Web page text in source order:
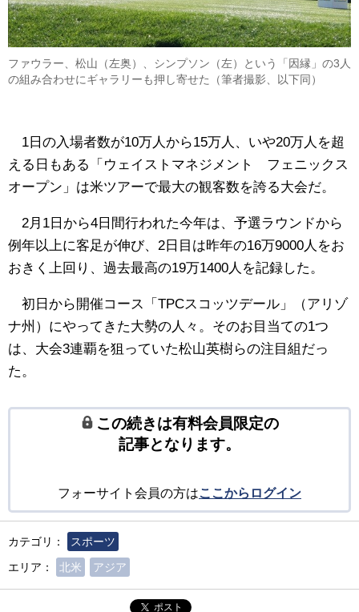
ファウラー、松山（左奥）、シンプソン（左）という「因縁」の3人
の組み合わせにギャラリーも押し寄せた（筆者撮影、以下同）
1日の入場者数が10万人から15万人、いや20万人を超
える日もある「ウェイストマネジメント フェニックス
オープン」は米ツアーで最大の観客数を誇る大会だ。
2月1日から4日間行われた今年は、予選ラウンドから
例年以上に客足が伸び、2日目は昨年の16万9000人をお
おきく上回り、過去最高の19万1400人を記録した。
初日から開催コース「TPCスコッツデール」（アリゾ
ナ州）にやってきた大勢の人々。そのお目当ての1つ
は、大会3連覇を狙っていた松山英樹らの注目組だっ
た。
この続きは有料会員限定の
記事となります。
フォーサイト会員の方はここからログイン
カテゴリ：
スポーツ
エリア：
北米 アジア
ポスト